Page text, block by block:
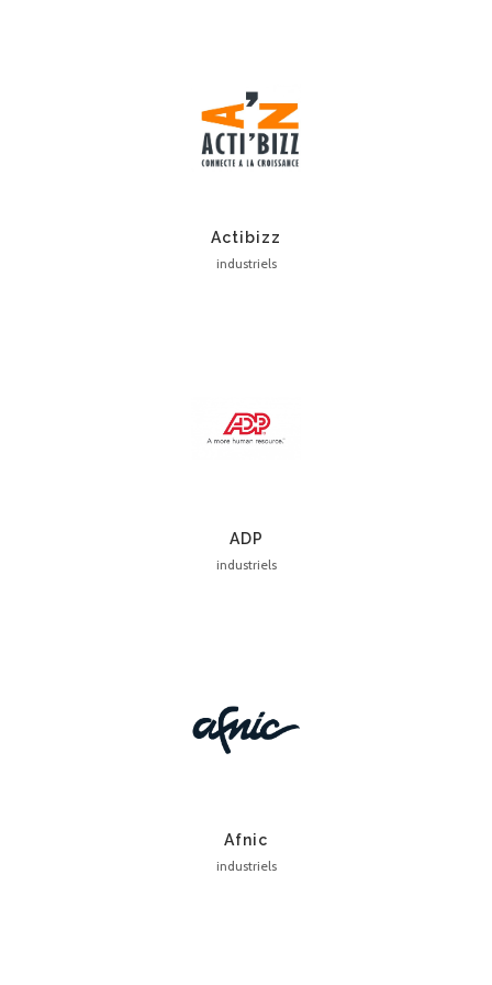
Actibizz
industriels
ADP
industriels
Afnic
industriels